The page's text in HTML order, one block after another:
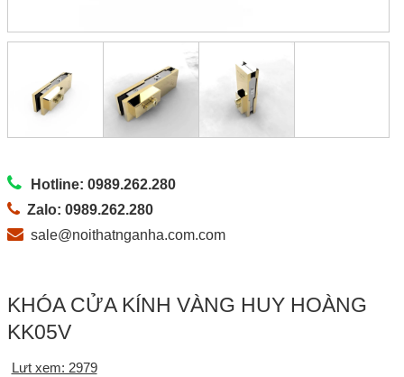
Hotline: 0989.262.280
Zalo: 0989.262.280
sale@noithatnganha.com.com
KHÓA CỬA KÍNH VÀNG HUY HOÀNG
KK05V
Lưt xem: 2979